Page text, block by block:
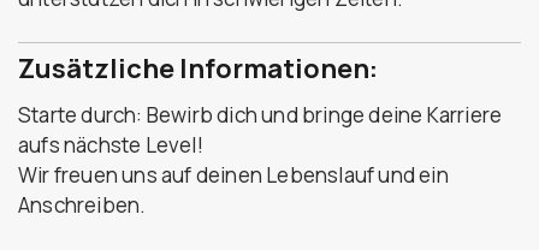
Zusätzliche Informationen:
Starte durch: Bewirb dich und bringe deine Karriere
aufs nächste Level!
Wir freuen uns auf deinen Lebenslauf und ein
Anschreiben.